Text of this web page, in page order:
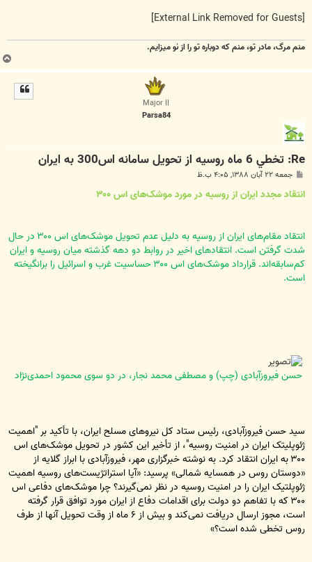
منم مرگ، مادر تو، منم که دوباره تو را از نو میزایم.
ب
ا
Major II
Parsa84
Re: تخطي 6 ماه روسيه از تحويل سامانه اس300 به ايران
پ
ت
جمعه ۲۲ آبان ۱۳۸۸, ۴:۰۵ ب.ظ
انتقاد مجدد ایران از روسیه در مورد موشک‌های اس ۳۰۰
انتقاد مقام‌های ایران از روسیه به دلیل عدم تحویل موشک‌های اس ۳۰۰ در حال
شدت گرفتن است. انتقادهای اخیر در روابط دو دهه‌ گذشته میان روسیه و ایران
کم‌سابقه‌اند. قرارداد موشک‌های اس ۳۰۰ حساسیت غرب و اسرائیل را برانگیخته
است.
حسن فیروزآبادی (چپ) و مصطفی محمد نجار، در دو سوی محمود احمدی‌نژاد
سید حسن فیروزآبادی، رئیس ستاد کل نیروهای مسلح ایران، با تأکید بر "اهمیت
ژئوپلیتک ایران در امنیت روسیه"، از تأخیر این کشور در تحویل موشک‌های اس
۳۰۰ به ایران انتقاد کرد. به نوشته خبرگزاری مهر، فیروزآبادی با ابراز گلایه از
«دوستان روس در همسایه شمالی» پرسید: «آیا استراتژیست‌های روسیه اهمیت
ژئوپلتیک ایران را در امنیت روسیه در نظر نمی‌گیرند؟ چرا موشک‌های دفاعی اس
۳۰۰ که با تفاهم دو دولت برای اقدامات دفاع از ایران مورد توافق قرار گرفته
است، مجوز ارسال دریافت نمی‌کند و بیش از ۶ ماه از وقت تحویل آنها از طرف
روس تخطی شده است؟»